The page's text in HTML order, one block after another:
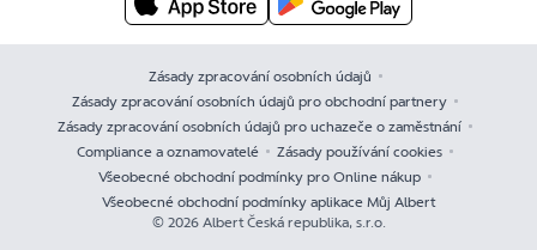
Zásady zpracování osobních údajů
Zásady zpracování osobních údajů pro obchodní partnery
Zásady zpracování osobních údajů pro uchazeče o zaměstnání
Compliance a oznamovatelé
Zásady používání cookies
Všeobecné obchodní podmínky pro Online nákup
Všeobecné obchodní podmínky aplikace Můj Albert
© 2026 Albert Česká republika, s.r.o.